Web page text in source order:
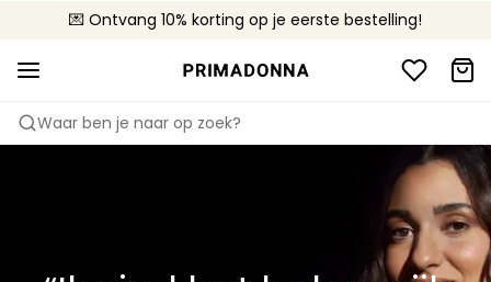
💌 Ontvang 10% korting op je eerste bestelling!
🚚 Gratis bezorging boven €90
📦 Gratis retourneren
Waar ben je naar op zoek?